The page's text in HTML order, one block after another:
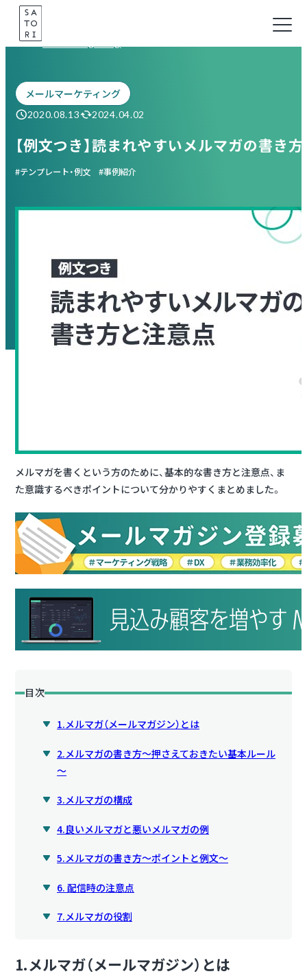
Skip
content
メールマーケティング
2020.08.13 2024.04.02
【例文つき】読まれやすいメルマガの書き
テンプレート・例文 事例紹介
メルマガを書くという方のために、基本的な書き方と注意点、ま
た意識するべきポイントについて分かりやすくまとめました。
目次
1.メルマガ（メールマガジン）とは
2.メルマガの書き方～押さえておきたい基本ルール
～
3.メルマガの構成
4.良いメルマガと悪いメルマガの例
5.メルマガの書き方～ポイントと例文～
6. 配信時の注意点
7.メルマガの役割
1.メルマガ（メールマガジン）とは